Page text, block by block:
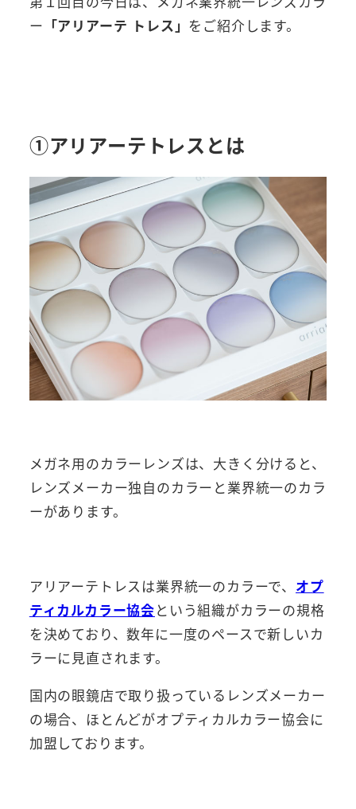
ー 「アリアーテ トレス」 をご紹介します。
①アリアーテトレスとは
メガネ用のカラーレンズは、大きく分けると、
レンズメーカー独自のカラーと業界統一のカラ
ーがあります。
アリアーテトレスは業界統一のカラーで、 オプ
ティカルカラー協会という組織がカラーの規格
を決めており、数年に一度のペースで新しいカ
ラーに見直されます。
国内の眼鏡店で取り扱っているレンズメーカー
の場合、ほとんどがオプティカルカラー協会に
加盟しております。